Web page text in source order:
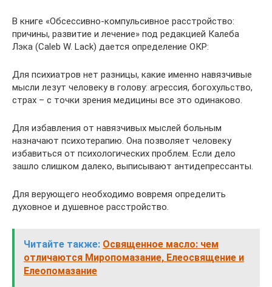
В книге «Обсессивно-компульсивное расстройство:
причины, развитие и лечение» под редакцией Калеба
Лэка (Caleb W. Lack) дается определение ОКР:
Для психиатров нет разницы, какие именно навязчивые
мысли лезут человеку в голову: агрессия, богохульство,
страх – с точки зрения медицины все это одинаково.
Для избавления от навязчивых мыслей больным
назначают психотерапию. Она позволяет человеку
избавиться от психологических проблем. Если дело
зашло слишком далеко, выписывают антидепрессанты.
Для верующего необходимо вовремя определить
духовное и душевное расстройство.
Читайте также: Освященное масло: чем
отличаются Миропомазание, Елеосвящение и
Елеопомазание